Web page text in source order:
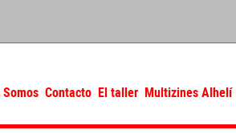
Contacto El taller Multizines Alhelí